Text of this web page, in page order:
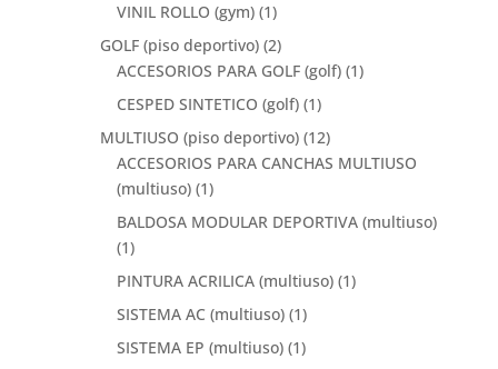
VINIL ROLLO (gym) (1)
GOLF (piso deportivo) (2)
ACCESORIOS PARA GOLF (golf) (1)
CESPED SINTETICO (golf) (1)
MULTIUSO (piso deportivo) (12)
ACCESORIOS PARA CANCHAS MULTIUSO
(multiuso) (1)
BALDOSA MODULAR DEPORTIVA (multiuso)
(1)
PINTURA ACRILICA (multiuso) (1)
SISTEMA AC (multiuso) (1)
SISTEMA EP (multiuso) (1)